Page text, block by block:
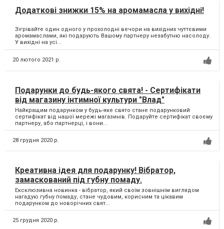
Додаткові знижки 15% на аромамасла у вихідні!
Зігрівайте один одного у прохолодні вечори на вихідних чуттєвими
аромамаслами, які подарують Вашому партнеру незабутню насолоду.
У вихідні на усі...
20 лютого 2021 р.
Подарунки до будь-якого свята! - Сертифікати
від магазину інтимної культури "Влад"
Найкращим подарунком у будь-яке свято стане подарунковий
сертифікат від нашої мережі магазинів. Подаруйте сертифікат своєму
партнеру, або партнерці, і вони...
28 грудня 2020 р.
Креативна ідея для подарунку! Вібратор,
замаскований під губну помаду.
Ексклюзивна новинка - вібратор, який своїм зовнішнім виглядом
нагадую губну помаду, стане чудовим, корисним та цікавим
подарунком до новорічних свят...
25 грудня 2020 р.